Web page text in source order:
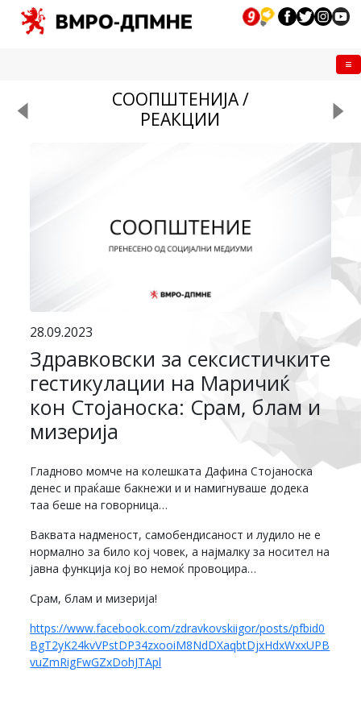
СООПШТЕНИЈА /
РЕАКЦИИ
28.09.2023
Здравковски за сексистичките
гестикулации на Маричиќ
кон Стојаноска: Срам, блам и
мизерија
Гладново момче на колешката Дафина Стојаноска
денес и праќаше бакнежи и и намигнуваше додека
таа беше на говорница…
Ваквата надменост, самобендисаност и лудило не е
нормално за било кој човек, а најмалку за носител на
јавна функција кој во немоќ провоцира…
Срам, блам и мизерија!
https://www.facebook.com/zdravkovskiigor/posts/pfbid0
BgT2yK24kvVPstDP34zxooiM8NdDXaqbtDjxHdxWxxUPB
vuZmRigFwGZxDohJTApl